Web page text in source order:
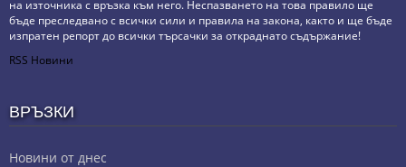
на източника с връзка към него. Неспазването на това правило ще
бъде преследвано с всички сили и правила на закона, както и ще бъде
изпратен репорт до всички търсачки за откраднато съдържание!
RSS Новини
ВРЪЗКИ
Новини от днес